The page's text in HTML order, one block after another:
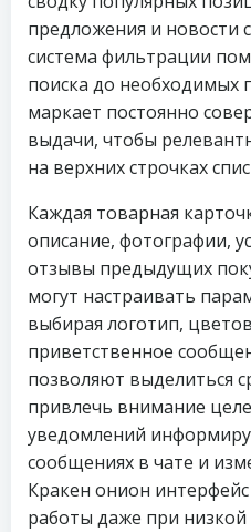
предложения и новости
система фильтрации
поиска до необходимых
маркает постоянно
выдачи, чтобы
на верхних строчках
Каждая товарная
описание, фотографии,
отзывы предыдущих
могут настраивать
выбирая логотип,
приветственное
позволяют выделиться
привлечь внимание
уведомлений
сообщениях в чате и
Кракен онион
работы даже при низкой